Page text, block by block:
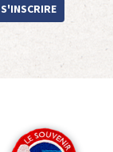
S'INSCRIRE